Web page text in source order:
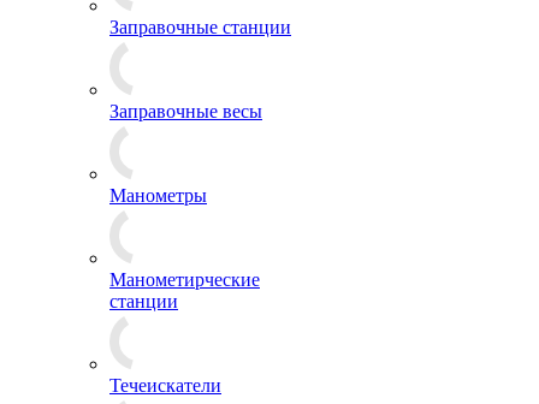
Заправочные станции
Заправочные весы
Манометры
Манометирческие
станции
Течеискатели